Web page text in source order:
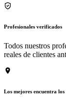
Profesionales verificados
Todos nuestros
reales de clientes
Los mejores encuentra